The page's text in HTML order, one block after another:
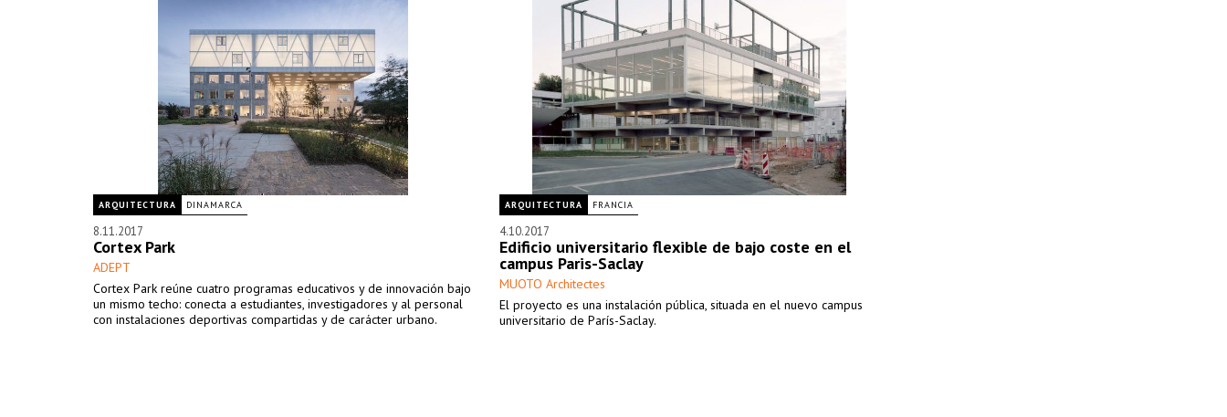
ARQUITECTURA DINAMARCA
8.11.2017
Cortex Park
ADEPT
Cortex Park reúne cuatro programas educativos y de innovación bajo
un mismo techo: conecta a estudiantes, investigadores y al personal
con instalaciones deportivas compartidas y de carácter urbano.
ARQUITECTURA FRANCIA
4.10.2017
Edificio universitario flexible de bajo coste en el
campus Paris-Saclay
MUOTO Architectes
El proyecto es una instalación pública, situada en el nuevo campus
universitario de París-Saclay.